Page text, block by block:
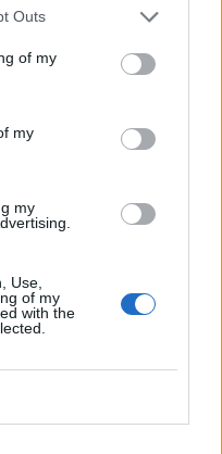
Outs
of my
my
my
Use,
of my
with thelentää
–
rajoitus